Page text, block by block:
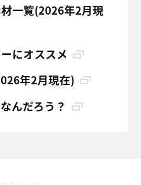
一覧(2026年2月現
にオススメ
年2月現在)
んだろう？